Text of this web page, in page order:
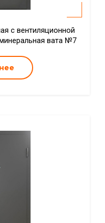
с вентиляционной
вата №7